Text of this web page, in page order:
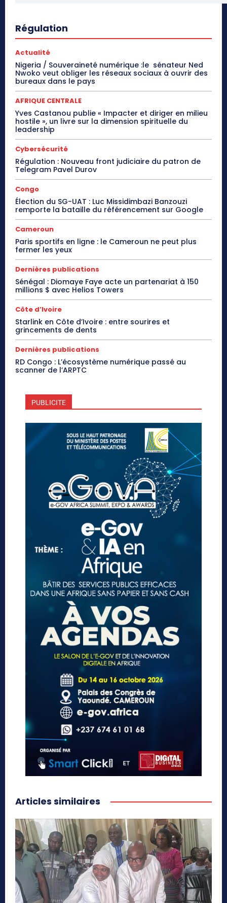
Régulation
Actualité
Nigeria / Souveraineté numérique :le sénateur Ned
Nwoko veut obliger les réseaux sociaux à ouvrir des
bureaux dans le pays
AFRIQUE CENTRALE
Yves Castanou publie « Impacter et diriger en milieu
hostile », un livre sur la dimension spirituelle du
leadership
Cybersécurité
Régulation : Nouveau front judiciaire du patron de
Telegram Pavel Durov
Congo
Élection du SG-UAT : Luc Missidimbazi Banzouzi
remporte la bataille du référencement sur Google
Cameroun
Paris sportifs en ligne : le Cameroun ne peut plus
fermer les yeux
Dernières publications
Sénégal : Diomaye Faye acte un partenariat à 150
millions $ avec Helios Towers
Côte d’Ivoire
Starlink en Côte d’Ivoire : entre sourires et
grincements de dents
Dernières publications
RD Congo : L’écosystème numérique passé au
scanner de l’ARPTC
PUBLICITE
Articles similaires